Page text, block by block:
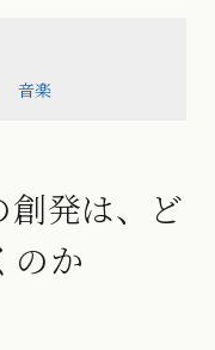
音楽
創発は、ど
のか